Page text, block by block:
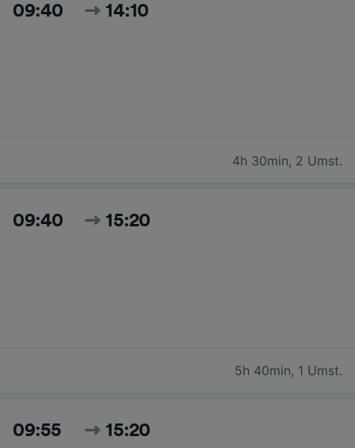
09:40 14:10
4h 30min, 2 Umst.
09:40 15:20
5h 40min, 1 Umst.
09:55 15:20